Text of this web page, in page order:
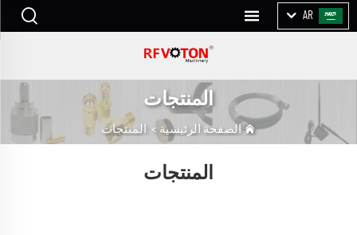
AR
المنتجات
الصفحة الرئيسية > المنتجات
المنتجات